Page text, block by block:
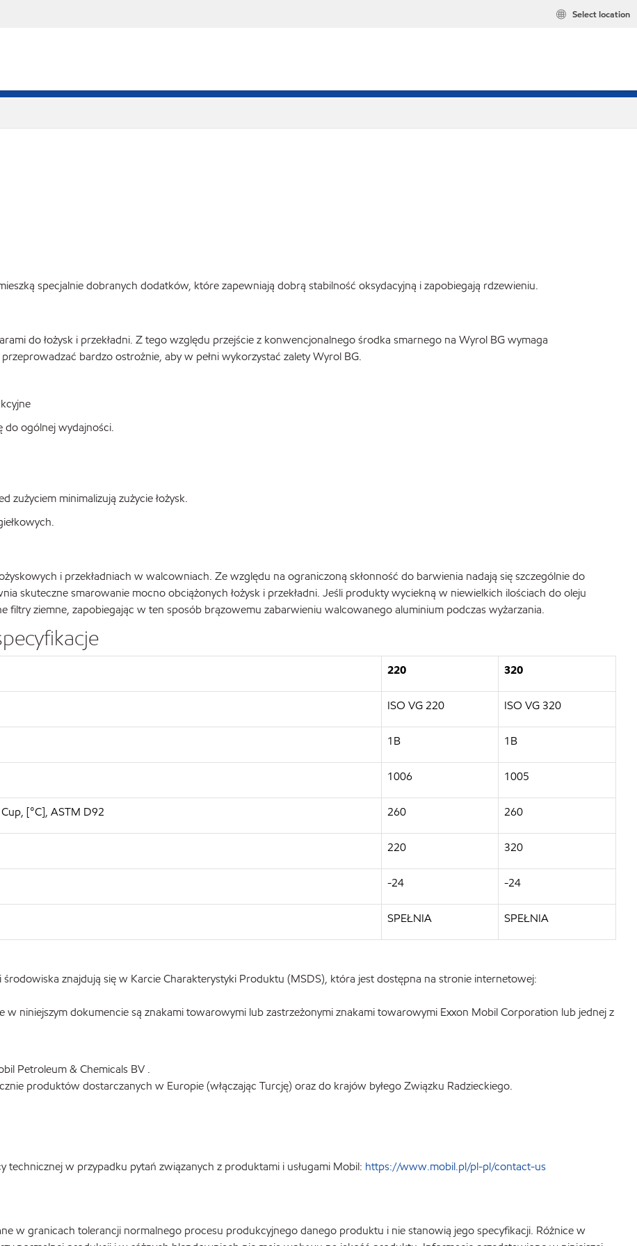
Select location
specjalnie dobranych dodatków, które zapewniają dobrą stabilność oksydacyjną i zapobiegają rdzewieniu.
do łożysk i przekładni. Z tego względu przejście z konwencjonalnego środka smarnego na Wyrol BG wymaga
bardzo ostrożnie, aby w pełni wykorzystać zalety Wyrol BG.
do ogólnej wydajności.
minimalizują zużycie łożysk.
i przekładniach w walcowniach. Ze względu na ograniczoną skłonność do barwienia nadają się szczególnie do
skuteczne smarowanie mocno obciążonych łożysk i przekładni. Jeśli produkty wyciekną w niewielkich ilościach do oleju
filtry ziemne, zapobiegając w ten sposób brązowemu zabarwieniu walcowanego aluminium podczas wyżarzania.
220 320
ISO VG 220 ISO VG 320
1B 1B
1006 1005
[°C], ASTM D92 260 260
220 320
-24 -24
SPEŁNIA SPEŁNIA
znajdują się w Karcie Charakterystyki Produktu (MSDS), która jest dostępna na stronie internetowej:
niniejszym dokumencie są znakami towarowymi lub zastrzeżonymi znakami towarowymi Exxon Mobil Corporation lub jednej z
Petroleum & Chemicals BV .
produktów dostarczanych w Europie (włączając Turcję) oraz do krajów byłego Związku Radzieckiego.
technicznej w przypadku pytań związanych z produktami i usługami Mobil: https://www.mobil.pl/pl-pl/contact-us
w granicach tolerancji normalnego procesu produkcyjnego danego produktu i nie stanowią jego specyfikacji. Różnice w